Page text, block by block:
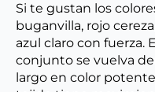
Si te gustan los
buganvilla, rojo
azul claro con fuerza.
conjunto se vuelva
largo en color